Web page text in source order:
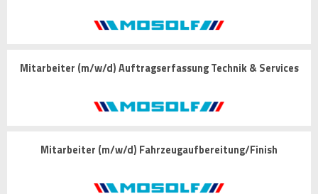
Mitarbeiter (m/w/d) Auftragserfassung Technik & Services
Mitarbeiter (m/w/d) Fahrzeugaufbereitung/Finish